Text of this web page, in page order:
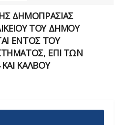
ΔΗΜΟΠΡΑΣΙΑΣ
ΤΟΥ ΔΗΜΟΥ
ΕΝΤΟΣ ΤΟΥ
ΕΠΙ ΤΩΝ
ΚΑΛΒΟΥ